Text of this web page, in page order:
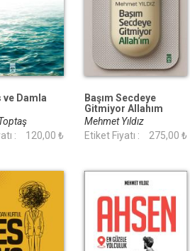
ve Damla
:
120,00 ₺
Başım Secdeye
Gitmiyor Allahım
Mehmet Yıldız
Etiket Fiyatı :
275,00 ₺